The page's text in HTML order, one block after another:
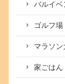
バルイベ
ゴルフ場
マラソン
家ごはん